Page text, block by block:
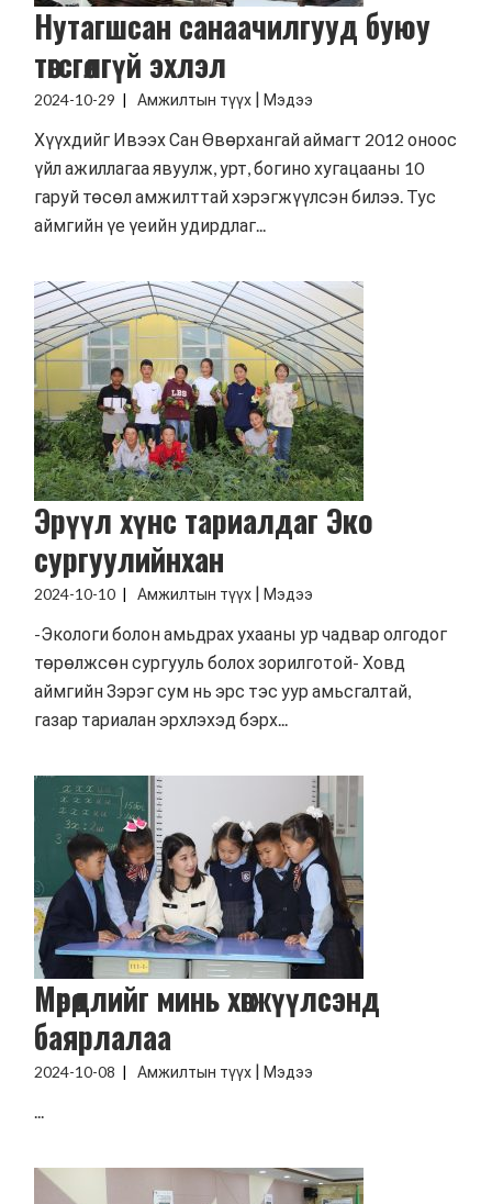
Нутагшсан санаачилгууд буюу
төгсгөлгүй эхлэл
2024-10-29 Амжилтын түүх |Мэдээ
Хүүхдийг Ивээх Сан Өвөрхангай аймагт 2012 оноос
үйл ажиллагаа явуулж, урт, богино хугацааны 10
гаруй төсөл амжилттай хэрэгжүүлсэн билээ. Тус
аймгийн үе үеийн удирдлаг...
Эрүүл хүнс тариалдаг Эко
сургуулийнхан
2024-10-10 Амжилтын түүх |Мэдээ
-Экологи болон амьдрах ухааны ур чадвар олгодог
төрөлжсөн сургууль болох зорилготой- Ховд
аймгийн Зэрэг сум нь эрс тэс уур амьсгалтай,
газар тариалан эрхлэхэд бэрх...
Мөрөөдлийг минь хөгжүүлсэнд
баярлалаа
2024-10-08 Амжилтын түүх |Мэдээ